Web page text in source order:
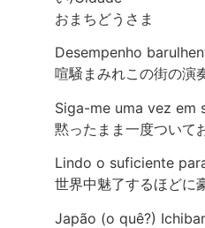
おまちどうさま
Desempenho
喧騒まみれこの街の演
Siga-me uma vez em
黙ったまま一度ついて
Lindo o suficiente
世界中魅了するほどに
Japão (o quê?)